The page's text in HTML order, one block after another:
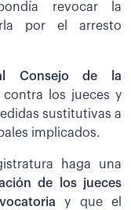
revocar la
por el arresto
Consejo de la
contra los jueces y
sustitutivas a
implicados.
haga una
de los jueces
y que el